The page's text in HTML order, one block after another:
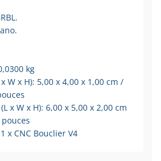
kg
W x H): 5,00 x 4,00 x 1,00 cm /
x W x H): 6,00 x 5,00 x 2,00 cm
x CNC Bouclier V4